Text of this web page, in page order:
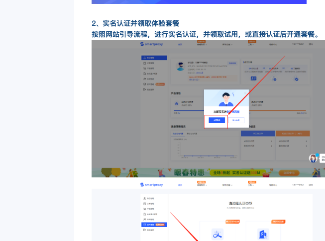
2、实名认证并领取体验套餐
按照网站引导流程，进行实名认证，并领取试用，或直接认证后开通套餐。